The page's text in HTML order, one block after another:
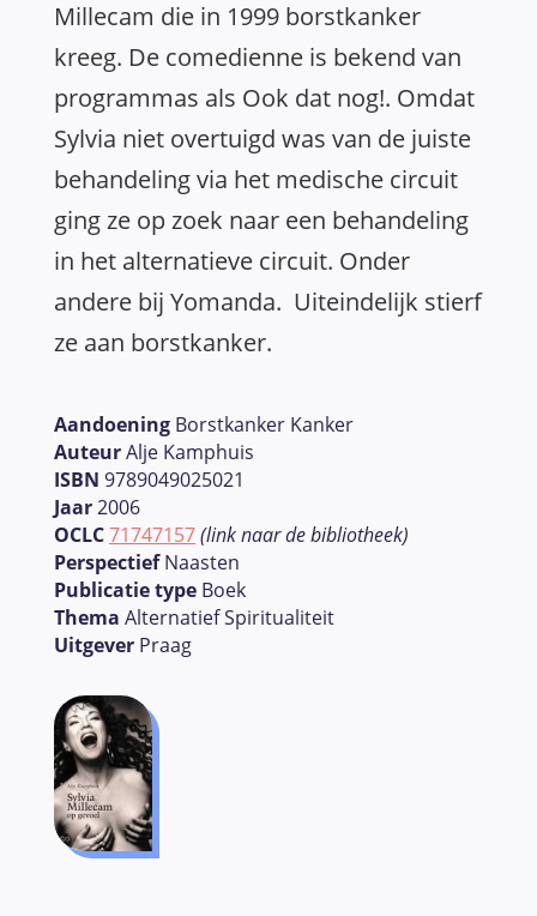
Millecam die in 1999 borstkanker
kreeg. De comedienne is bekend van
programmas als Ook dat nog!. Omdat
Sylvia niet overtuigd was van de juiste
behandeling via het medische circuit
ging ze op zoek naar een behandeling
in het alternatieve circuit. Onder
andere bij Yomanda. Uiteindelijk stierf
ze aan borstkanker.
Aandoening Borstkanker Kanker
AuteurAlje Kamphuis
ISBN 9789049025021
Jaar2006
OCLC71747157(link naar de bibliotheek)
PerspectiefNaasten
Publicatie type Boek
Thema Alternatief Spiritualiteit
Uitgever Praag